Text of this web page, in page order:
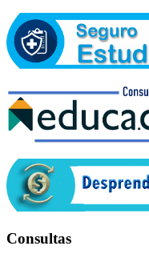
Consultas